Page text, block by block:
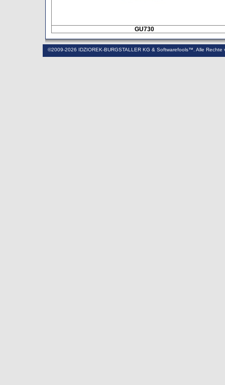
GU730
©2009-2026 IDZIOREK-BURGSTALLER KG & Softwarefools™. Alle Rechte